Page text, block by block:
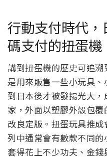
行動支付時代
碼支付的扭蛋機
講到扭蛋機的歷史可追
是用來販售一些小玩具
到日本後才被發揚光大
家，外面以塑膠外殼包
改良定版。扭蛋玩具推
列中通常會有數款不同
套得花上不少功夫、金